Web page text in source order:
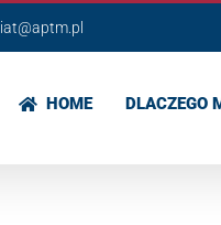
HOME DLACZEGO